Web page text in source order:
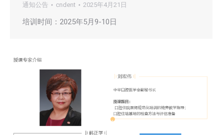
通知公告 cndent 2025年4月21日
培训时间：2025年5月9-10日